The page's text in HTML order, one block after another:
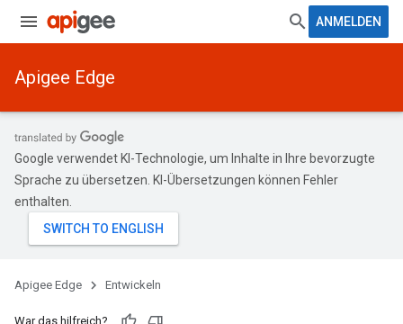
ANMELDEN
Apigee Edge
Google verwendet KI-Technologie, um Inhalte in Ihre bevorzugte
Sprache zu übersetzen. KI-Übersetzungen können Fehler
enthalten.
Apigee Edge Entwickeln
War das hilfreich?